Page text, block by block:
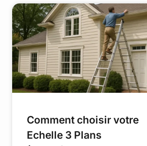
Comment choisir votre
Echelle 3 Plans